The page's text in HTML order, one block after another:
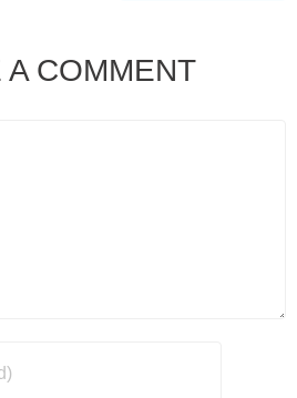
A COMMENT